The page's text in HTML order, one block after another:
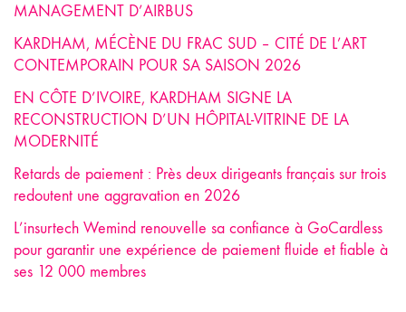
MANAGEMENT D’AIRBUS
KARDHAM, MÉCÈNE DU FRAC SUD – CITÉ DE L’ART
CONTEMPORAIN POUR SA SAISON 2026
EN CÔTE D’IVOIRE, KARDHAM SIGNE LA
RECONSTRUCTION D’UN HÔPITAL-VITRINE DE LA
MODERNITÉ
Retards de paiement : Près deux dirigeants français sur trois
redoutent une aggravation en 2026
L’insurtech Wemind renouvelle sa confiance à GoCardless
pour garantir une expérience de paiement fluide et fiable à
ses 12 000 membres